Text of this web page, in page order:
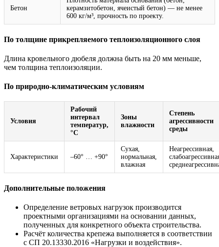
Бетон
керамзитобетон, ячеистый бетон) — не менее
600 кг/м³, прочность по проекту.
По толщине прикрепляемого теплоизоляционного слоя
Длина кровельного дюбеля должна быть на 20 мм меньше,
чем толщина теплоизоляции.
По природно-климатическим условиям
Условия
Рабочий
интервал
температур,
°C
Зоны
влажности
Степень
агрессивности
среды
Характеристики –60° … +90°
Сухая,
нормальная,
влажная
Неагрессивная,
Дополнительные положения
Определение ветровых нагрузок производится
проектными организациями на основании данных,
полученных для конкретного объекта строительства.
Расчёт количества крепежа выполняется в соответствии
с СП 20.13330.2016 «Нагрузки и воздействия».